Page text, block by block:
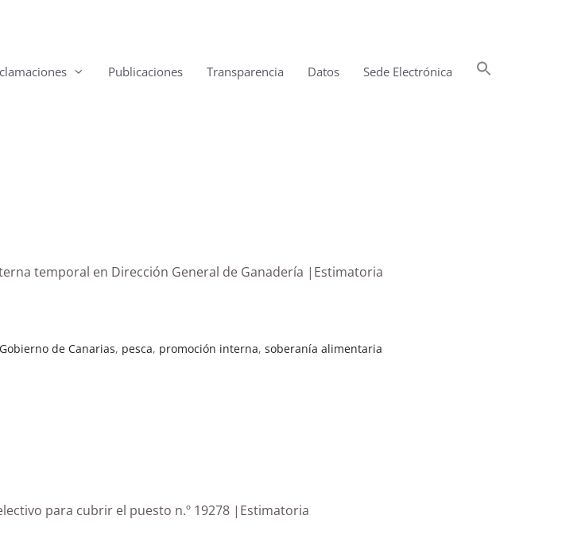
Publicaciones Transparencia Datos Sede Electrónica
temporal en Dirección General de Ganadería |Estimatoria
Gobierno de Canarias, pesca, promoción interna,soberanía alimentaria
para cubrir el puesto n.º 19278 |Estimatoria